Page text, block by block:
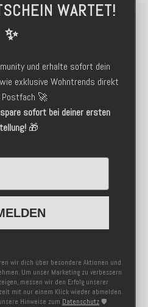
WARTET!
✨
und erhalte sofort dein
exklusive Wohntrends direkt
Postfach 🚀
sofort bei deiner ersten
🎁
wir dich über besondere Aktionen und
Um unser Marketing zu verbessern
messen wir den Erfolg unserer
mit nur einem Klick wieder abmelden.
Hinweise zum Datenschutz 🛡️